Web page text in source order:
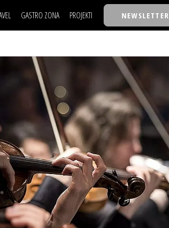
GASTRO ZONA PROJEKTI
TASTY TALKS
30 ISPOD 30
BACK TO OFFICE/SCHOOL
BIZBENDOVI
BIZKOLEGIJUM
BMW BIZNIS LIGA
BIZLIFE WEEK
IZJAVA GODINE
NEWSLETTER
NAJKOLEGA
30 ISPOD 30
BACK TO OFFICE/SCHOOL
BIZBENDOVI
BIZKOLEGIJUM
BMW BIZNIS LIGA
BIZLIFE WEEK
IZJAVA GODINE